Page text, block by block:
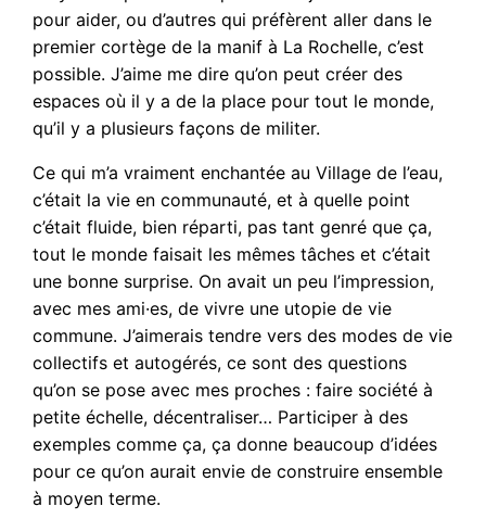
pour aider, ou d’autres qui préfèrent aller dans le
premier cortège de la manif à La Rochelle, c’est
possible. J’aime me dire qu’on peut créer des
espaces où il y a de la place pour tout le monde,
qu’il y a plusieurs façons de militer.
Ce qui m’a vraiment enchantée au Village de l’eau,
c’était la vie en communauté, et à quelle point
c’était fluide, bien réparti, pas tant genré que ça,
tout le monde faisait les mêmes tâches et c’était
une bonne surprise. On avait un peu l’impression,
avec mes ami·es, de vivre une utopie de vie
commune. J’aimerais tendre vers des modes de vie
collectifs et autogérés, ce sont des questions
qu’on se pose avec mes proches : faire société à
petite échelle, décentraliser… Participer à des
exemples comme ça, ça donne beaucoup d’idées
pour ce qu’on aurait envie de construire ensemble
à moyen terme.